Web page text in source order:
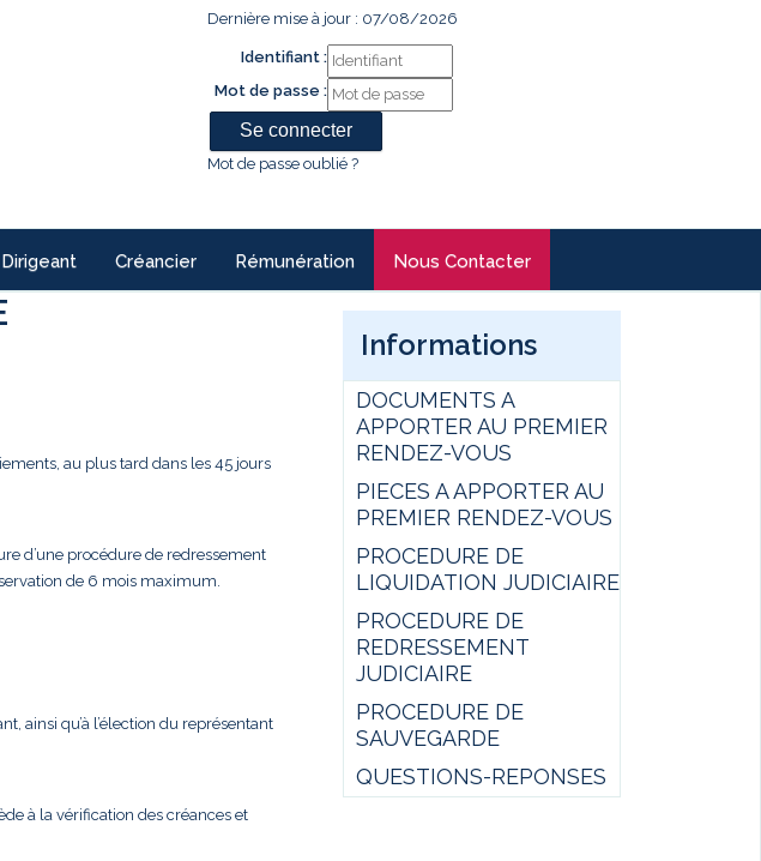
Dernière mise à jour : 07/08/2026
Identifiant :
Mot de passe :
Mot de passe oublié ?
Dirigeant Créancier Rémunération Nous Contacter
au plus tard dans les 45 jours
d’une procédure de redressement
de 6 mois maximum.
ainsi qu’à l’élection du représentant
à la vérification des créances et
Informations
DOCUMENTS A
APPORTER AU PREMIER
RENDEZ-VOUS
PIECES A APPORTER AU
PREMIER RENDEZ-VOUS
PROCEDURE DE
LIQUIDATION JUDICIAIRE
PROCEDURE DE
REDRESSEMENT
JUDICIAIRE
PROCEDURE DE
SAUVEGARDE
QUESTIONS-REPONSES